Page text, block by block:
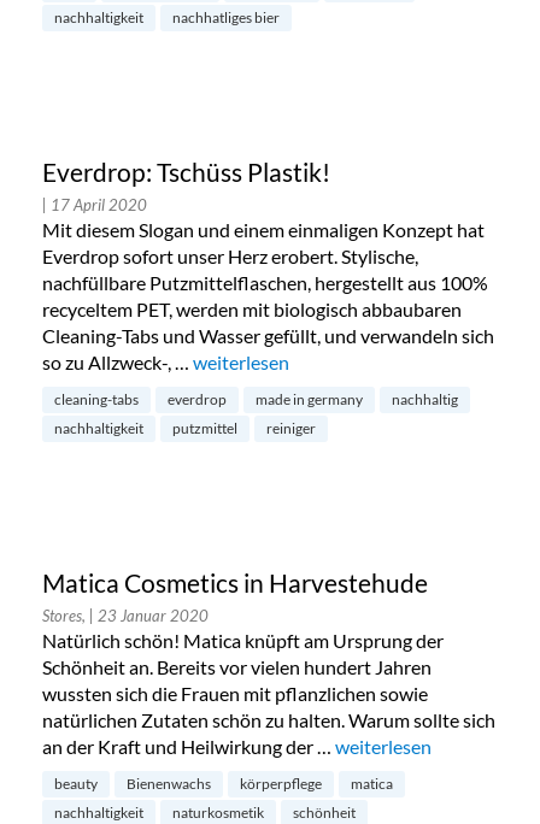
nachhaltigkeit
nachhatliges bier
Everdrop: Tschüss Plastik!
| 17 April 2020
Mit diesem Slogan und einem einmaligen Konzept hat
Everdrop sofort unser Herz erobert. Stylische,
nachfüllbare Putzmittelflaschen, hergestellt aus 100%
recyceltem PET, werden mit biologisch abbaubaren
Cleaning-Tabs und Wasser gefüllt, und verwandeln sich
so zu Allzweck-, … „Everdrop: Tschüss Plastik!“
weiterlesen
cleaning-tabs everdrop made in germany
nachhaltig
nachhaltigkeit
putzmittel reiniger
Matica Cosmetics in Harvestehude
Stores, | 23 Januar 2020
Natürlich schön! Matica knüpft am Ursprung der
Schönheit an. Bereits vor vielen hundert Jahren
wussten sich die Frauen mit pflanzlichen sowie
natürlichen Zutaten schön zu halten. Warum sollte sich
an der Kraft und Heilwirkung der … „Matica Cosmetics in
weiterlesen
beauty Bienenwachs körperpflege
matica
nachhaltigkeit
naturkosmetik schönheit